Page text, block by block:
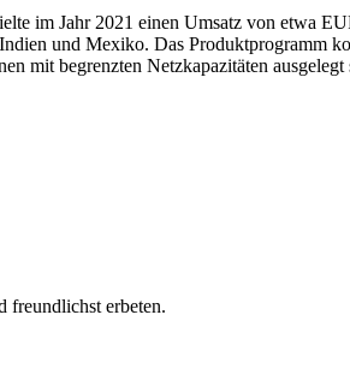
im Jahr 2021 einen Umsatz von etwa
und Mexiko. Das Produktprogramm
mit begrenzten Netzkapazitäten ausgelegt
freundlichst erbeten.